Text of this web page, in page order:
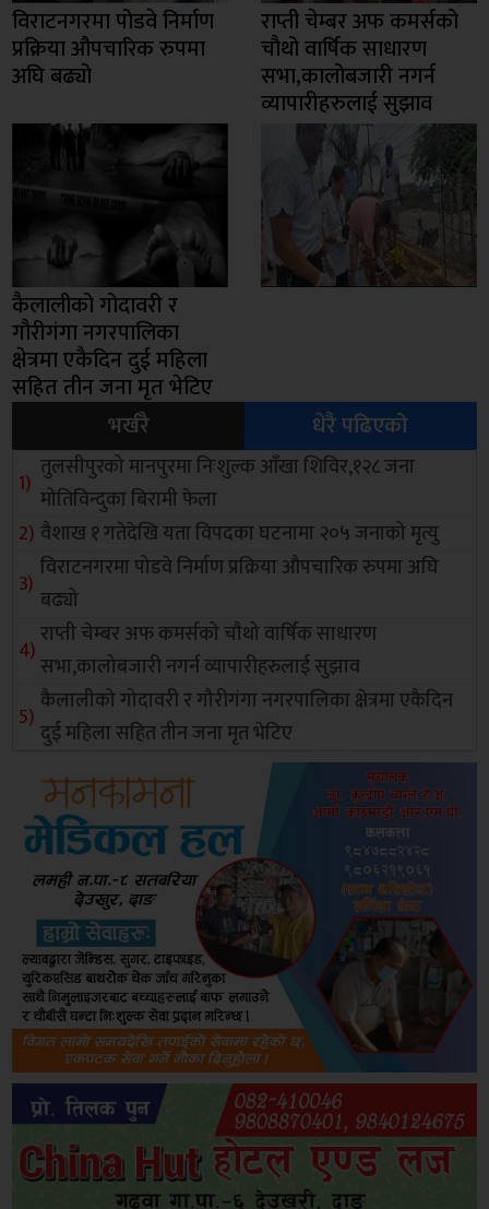
विराटनगरमा पोडवे निर्माण
प्रक्रिया औपचारिक रुपमा
अघि बढ्यो
राप्ती चेम्बर अफ कमर्सको
चाैथो वार्षिक साधारण
सभा,कालोबजारी नगर्न
व्यापारीहरुलाई सुझाव
कैलालीको गोदावरी र
गौरीगंगा नगरपालिका
क्षेत्रमा एकैदिन दुई महिला
सहित तीन जना मृत भेटिए
भर्खरै
धेरै पढिएको
तुलसीपुरको मानपुरमा निःशुल्क आँखा शिविर,१२८ जना
मोतिविन्दुका बिरामी फेला
वैशाख १ गतेदेखि यता विपदका घटनामा २०५ जनाको मृत्यु
विराटनगरमा पोडवे निर्माण प्रक्रिया औपचारिक रुपमा अघि
बढ्यो
राप्ती चेम्बर अफ कमर्सको चाैथो वार्षिक साधारण
सभा,कालोबजारी नगर्न व्यापारीहरुलाई सुझाव
कैलालीको गोदावरी र गौरीगंगा नगरपालिका क्षेत्रमा एकैदिन
दुई महिला सहित तीन जना मृत भेटिए